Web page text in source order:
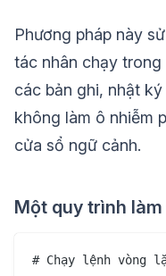
Phương pháp này
tác nhân chạy
các bản ghi, nhật
không làm ô nhiễm
cửa sổ ngữ cảnh.
Một quy trình
# Chạy lệnh vòng